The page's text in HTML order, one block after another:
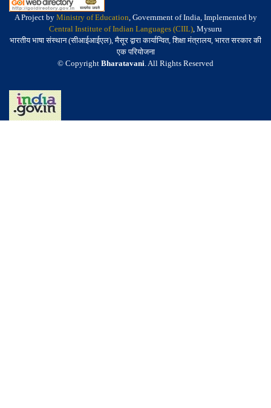
A Project by Ministry of Education, Government of India, Implemented by
Central Institute of Indian Languages (CIIL), Mysuru
भारतीय भाषा संस्थान (सीआईआईएल), मैसूर द्वारा कार्यान्वित, शिक्षा मंत्रालय, भारत सरकार की
एक परियोजना
© Copyright Bharatavani. All Rights Reserved